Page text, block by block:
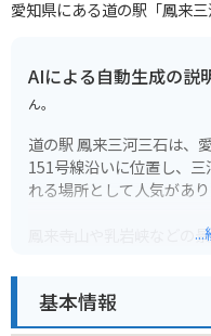
愛知県にある道の駅「鳳来三
AIによる自動生成の説
ん。
道の駅 鳳来三河三石は、
151号線沿いに位置し、
れる場所として人気があり
鳳来寺山や乳岩峡などの
鮮な食材を使った料理を
基本情報